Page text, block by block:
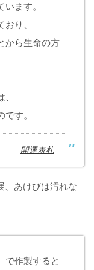
ます。
り、
から生命の方
す。
開運表札
、あけびは汚れな
で作製すると